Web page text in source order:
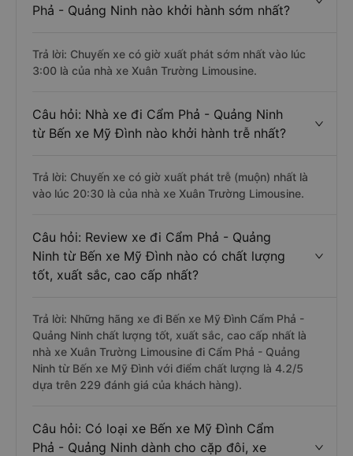
Phả - Quảng Ninh nào khởi hành sớm nhất?
Trả lời: Chuyến xe có giờ xuất phát sớm nhất vào lúc
3:00 là của nhà xe Xuân Trường Limousine.
Câu hỏi: Nhà xe đi Cẩm Phả - Quảng Ninh
từ Bến xe Mỹ Đình nào khởi hành trễ nhất?
Trả lời: Chuyến xe có giờ xuất phát trễ (muộn) nhất là
vào lúc 20:30 là của nhà xe Xuân Trường Limousine.
Câu hỏi: Review xe đi Cẩm Phả - Quảng
Ninh từ Bến xe Mỹ Đình nào có chất lượng
tốt, xuất sắc, cao cấp nhất?
Trả lời: Những hãng xe đi Bến xe Mỹ Đình Cẩm Phả -
Quảng Ninh chất lượng tốt, xuất sắc, cao cấp nhất là
nhà xe Xuân Trường Limousine đi Cẩm Phả - Quảng
Ninh từ Bến xe Mỹ Đình với điểm chất lượng là 4.2/5
dựa trên 229 đánh giá của khách hàng).
Câu hỏi: Có loại xe Bến xe Mỹ Đình Cẩm
Phả - Quảng Ninh dành cho cặp đôi, xe